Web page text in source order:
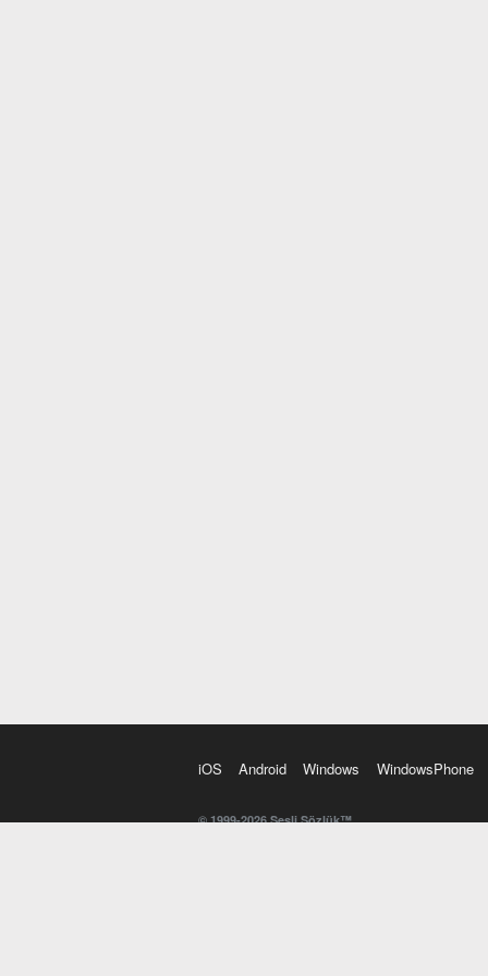
iOS Android Windows WindowsPhone
© 1999-2026 Sesli Sözlük™